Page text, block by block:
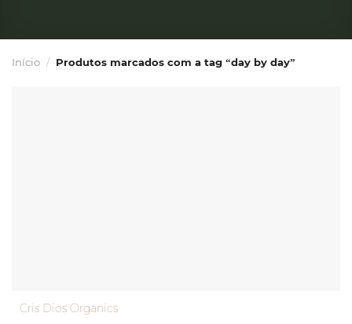
Início / Produtos marcados com a tag “day by day”
Cris Dios Organics